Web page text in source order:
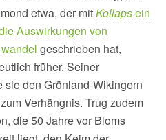
etwa, der mitKollapsein
Auswirkungen von
geschrieben hat,
früher. Seiner
den Grönland-Wikingern
Verhängnis. Trug zudem
die 50 Jahre vor Bloms